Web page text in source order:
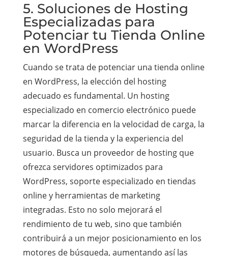
5. Soluciones de Hosting
Especializadas para
Potenciar tu Tienda Online
en WordPress
Cuando se trata de potenciar una tienda online
en WordPress, la elección del hosting
adecuado es fundamental. Un hosting
especializado en comercio electrónico puede
marcar la diferencia en la velocidad de carga, la
seguridad de la tienda y la experiencia del
usuario. Busca un proveedor de hosting que
ofrezca servidores optimizados para
WordPress, soporte especializado en tiendas
online y herramientas de marketing
integradas. Esto no solo mejorará el
rendimiento de tu web, sino que también
contribuirá a un mejor posicionamiento en los
motores de búsqueda, aumentando así las